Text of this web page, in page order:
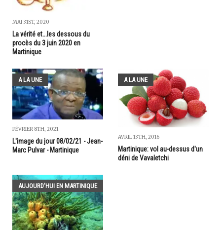
MAI 31ST, 2020
La vérité et...les dessous du
procès du 3 juin 2020 en
Martinique
A LA UNE
FÉVRIER 8TH, 2021
L'image du jour 08/02/21 - Jean-
Marc Pulvar - Martinique
A LA UNE
AVRIL 13TH, 2016
Martinique: vol au-dessus d'un
déni de Vavaletchi
AUJOURD'HUI EN MARTINIQUE